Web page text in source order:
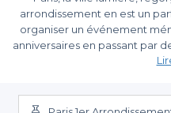
arrondissement en est un
organiser un événement
anniversaires en passant par
les meilleurs restaurants
histoire, mélangeant
inspiration dans ces
La simplicité de